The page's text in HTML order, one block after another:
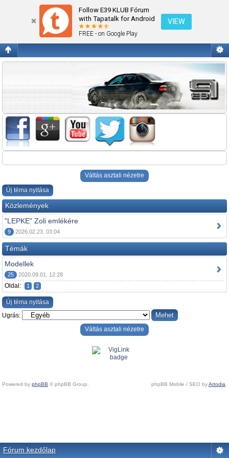
Follow E39 KLUB Fórum
with Tapatalk for Android
FREE - on Google Play
VIEW
Egyéb
Váltás asztali nézetre
Új téma nyitása
Közlemények
"LEPKE" Zoli emlékére
9 2026.02.23. 03:04
Témák
Modellek
25 2020.09.01. 12:28
Oldal: 1 2
Új téma nyitása
Ugrás:
Váltás asztali nézetre
Powered by phpBB © phpBB Group. phpBB Mobile / SEO byArtodia.
Fórum kezdőlap